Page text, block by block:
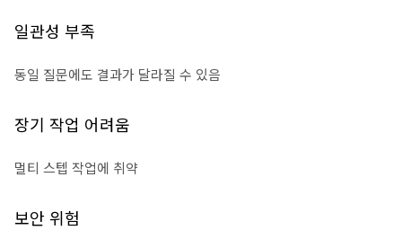
일관성 부족
동일 질문에도 결과가 달라질 수 있음
장기 작업 어려움
멀티 스텝 작업에 취약
보안 위험